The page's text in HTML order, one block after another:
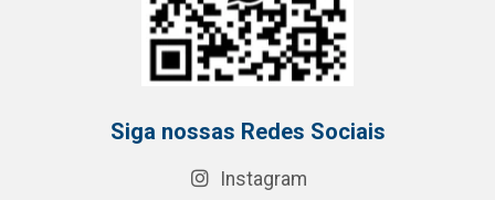
Siga nossas Redes Sociais
Instagram